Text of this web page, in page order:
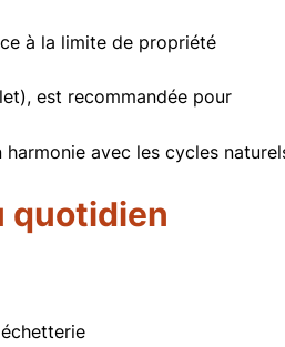
à la limite de propriété
est recommandée pour
avec les cycles
quotidien